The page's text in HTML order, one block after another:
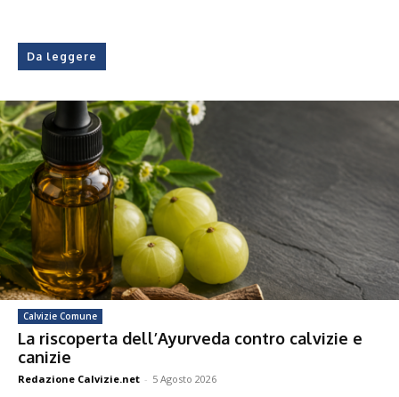
Da leggere
Calvizie Comune
La riscoperta dell’Ayurveda contro calvizie e
canizie
Redazione Calvizie.net - 5 Agosto 2026